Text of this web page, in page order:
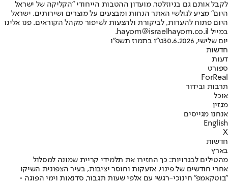
לקבל אותם גם בניוזלטר. מועדון ההטבות הייחודי "הקליקה של ישראל
היום" מציע לגולשי האתר הנחות ומבצעים על מוצרים ושירותים. ישראל
היום פתוח להערות, לביקורת ולהצעות לשיפור מקהל הקוראים. פנו אלינו
במייל hayom@israelhayom.co.il.
יום שלישי, 30.6.2026
ט"ו בתמוז תשפ"ו
חדשות
דעות
ספורט
ForReal
תרבות ובידור
אוכל
מגזין
אנחנו מגייסים
English
X
חדשות
בארץ
מהטילים לבגרויות: כך החזירו את תלמידי קריית שמונה למסלול
אחרי חודשים של פינוי, אזעקות וחוסר יציבות, בעיר הצפונית השיקו
"בוטקאמפ" חינוכי-רגשי עם אלפי שעות תגבור, סדנאות וימי הפוגה •